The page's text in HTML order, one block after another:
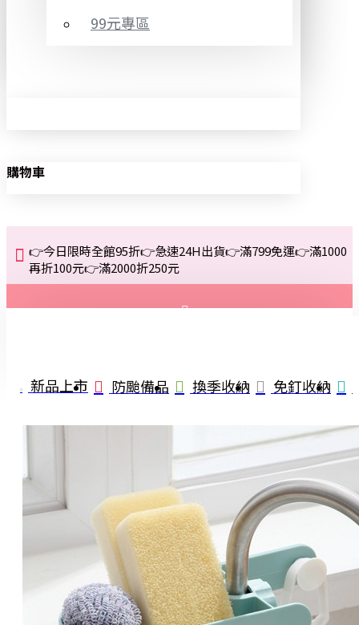
99元專區
購物車
👉今日限時全館95折👉急速24H出貨👉滿799免運👉滿1000
再折100元👉滿2000折250元
註冊
新品上市 防颱備品 換季收納 免釘收納